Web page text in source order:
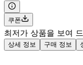
쿠폰
최저가 상품을 보여
상세 정보 구매 정보